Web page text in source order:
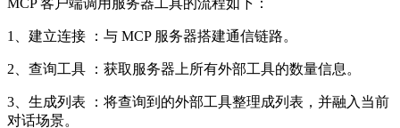
MCP 客户端调用服务器工具的流程如下：
1、建立连接 ：与 MCP 服务器搭建通信链路。
2、查询工具 ：获取服务器上所有外部工具的数量信息。
3、生成列表 ：将查询到的外部工具整理成列表，并融入当前
对话场景。